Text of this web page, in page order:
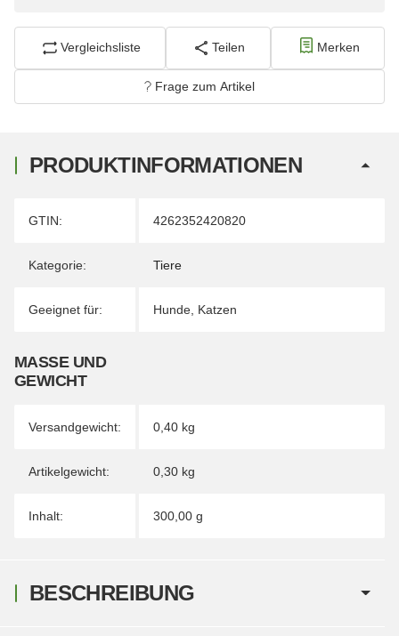
Vergleichsliste Teilen Merken
Frage zum Artikel
PRODUKTINFORMATIONEN
Produkteigenschaft
Wert
GTIN: 4262352420820
Kategorie: Tiere
Geeignet für: Hunde Katzen
MASSE UND G
EWICHT
Versandgewicht: 0,40 kg
Artikelgewicht: 0,30 kg
Inhalt: 300,00 g
BESCHREIBUNG